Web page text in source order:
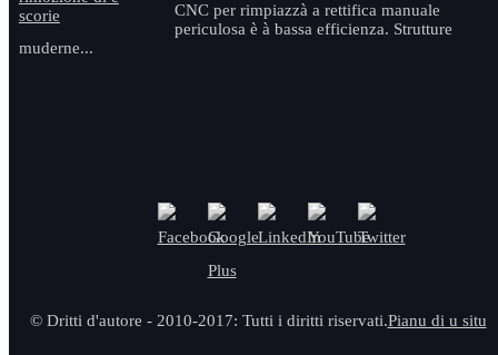
CNC per rimpiazzà a rettifica manuale
periculosa è à bassa efficienza. Strutture
muderne...
© Dritti d'autore - 2010-2017: Tutti i diritti riservati.Pianu di u situ